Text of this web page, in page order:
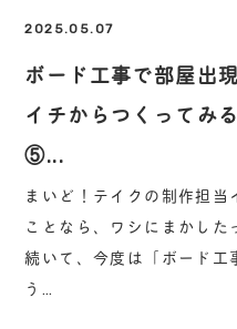
2025.05.07
ボード工事で部屋出
イチからつくってみ
⑤...
まいど！テイクの制作担
ことなら、ワシにまかした
続いて、今度は「ボード工
う…